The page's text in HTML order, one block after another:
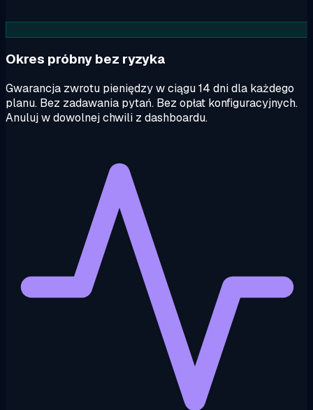
Okres próbny bez ryzyka
Gwarancja zwrotu pieniędzy w ciągu 14 dni dla każdego
planu. Bez zadawania pytań. Bez opłat konfiguracyjnych.
Anuluj w dowolnej chwili z dashboardu.